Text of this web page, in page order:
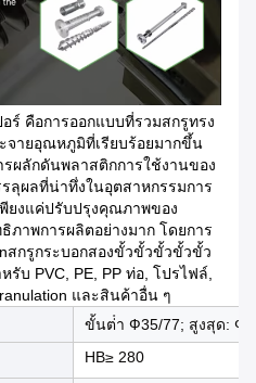
ร์ คือการออกแบบที่รวมสกรูทรง
จายอุณหภูมิที่เรียบร้อยมากขึ้น
ผลักดันพลาสติกการใช้งานของ
ลุผลที่น่าทึ่งในอุตสาหกรรมการ
ยงแค่ปรับปรุงคุณภาพของ
ภาพการผลิตอย่างมาก โดยการ
สกรูกระบอกสองขั้วขั้วขั้วขั้วขั้ว
บ PVC, PE, PP ท่อ, โปรไฟล์,
และสินค้าอื่น ๆ
ขั้นต่ํา Ф35/77; สูงสุด:
HB≥ 280